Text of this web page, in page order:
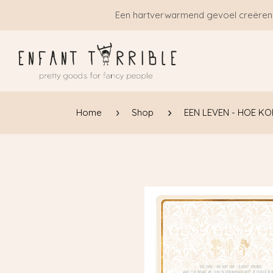
Een hartverwarmend gevoel creëren
Home Shop EEN LEVEN - HOE